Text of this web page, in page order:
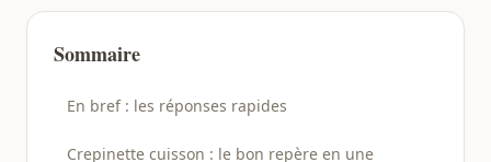
Sommaire
En bref : les réponses rapides
Crepinette cuisson : le bon repère en une